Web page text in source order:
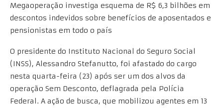
Megaoperação investiga esquema de R$ 6,3 bilhões em
descontos indevidos sobre benefícios de aposentados e
pensionistas em todo o país
O presidente do Instituto Nacional do Seguro Social
(INSS), Alessandro Stefanutto, foi afastado do cargo
nesta quarta-feira (23) após ser um dos alvos da
operação Sem Desconto, deflagrada pela Polícia
Federal. A ação de busca, que mobilizou agentes em 13